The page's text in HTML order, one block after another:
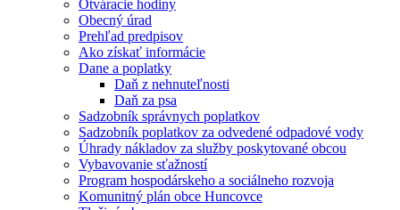
Otváracie hodiny
Obecný úrad
Prehľad predpisov
Ako získať informácie
Dane a poplatky
Daň z nehnuteľnosti
Daň za psa
Sadzobník správnych poplatkov
Sadzobník poplatkov za odvedené odpadové vody
Úhrady nákladov za služby poskytované obcou
Vybavovanie sťažností
Program hospodárskeho a sociálneho rozvoja
Komunitný plán obce Huncovce